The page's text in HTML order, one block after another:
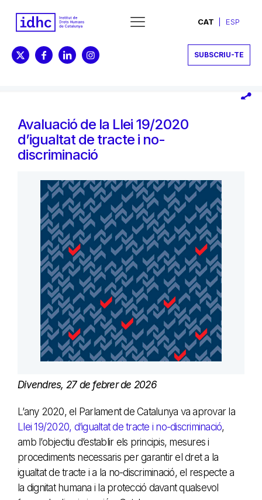
CAT ESP
SUBSCRIU-TE
Avaluació de la Llei 19/2020
d’igualtat de tracte i no-
discriminació
Divendres, 27 de febrer de 2026
L’any 2020, el Parlament de Catalunya va aprovar la
Llei 19/2020, d’igualtat de tracte i no-discriminació,
amb l’objectiu d’establir els principis, mesures i
procediments necessaris per garantir el dret a la
igualtat de tracte i a la no-discriminació, el respecte a
la dignitat humana i la protecció davant qualsevol